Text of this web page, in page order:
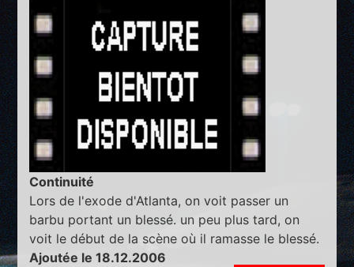
Continuité
Lors de l'exode d'Atlanta, on voit passer un
barbu portant un blessé. un peu plus tard, on
voit le début de la scène où il ramasse le blessé.
Ajoutée le 18.12.2006